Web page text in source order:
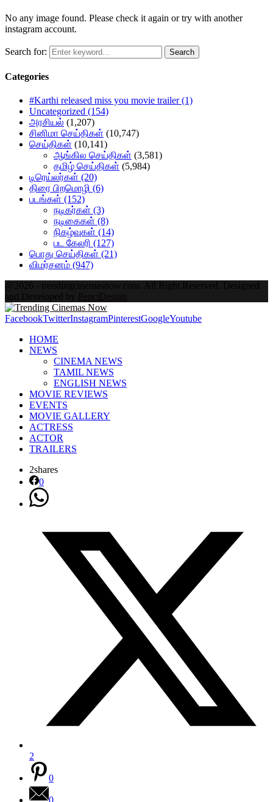
No any image found. Please check it again or try with another
instagram account.
Search for: Search
Categories
#Karthi released miss you movie trailer(1)
Uncategorized (154)
அரசியல் (1,207)
சினிமா செய்திகள் (10,747)
செய்திகள் (10,141)
ஆங்கில செய்திகள் (3,581)
தமிழ் செய்திகள் (5,984)
டிரெய்லர்கள் (20)
திரை பிறமொழி (6)
படங்கள் (152)
நடிகர்கள் (3)
நடிகைகள் (8)
நிகழ்வுகள் (14)
பட கேலரி (127)
பொது செய்திகள் (21)
விமர்சனம் (947)
@2026 - trendingcinemasnow.com. All Right Reserved. Designed
and Developed by PenciDesign
FacebookTwitterInstagramPinterestGoogleYoutube
HOME
NEWS
CINEMA NEWS
TAMIL NEWS
ENGLISH NEWS
MOVIE REVIEWS
EVENTS
MOVIE GALLERY
ACTRESS
ACTOR
TRAILERS
2shares
0
2
0